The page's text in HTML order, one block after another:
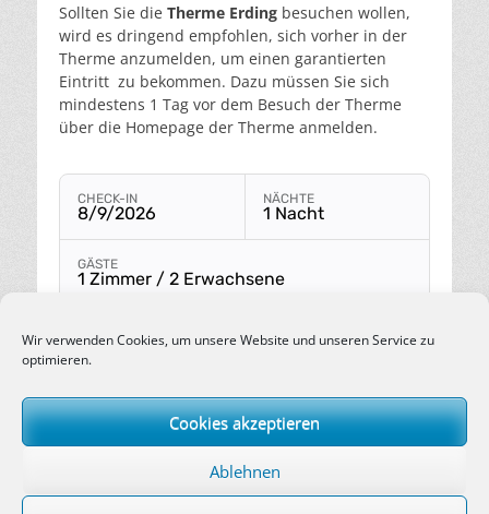
Wir verwenden Cookies, um unsere Website und unseren Service zu
optimieren.
Cookies akzeptieren
Ablehnen
Sollten Sie die Therme Erding besuchen wollen,
wird es dringend empfohlen, sich vorher in der
Therme anzumelden, um einen garantierten
Eintritt zu bekommen. Dazu müssen Sie sich
mindestens 1 Tag vor dem Besuch der Therme
über die Homepage der Therme anmelden.
CHECK-IN
8/9/2026
NÄCHTE
1 Nacht
GÄSTE
1 Zimmer / 2 Erwachsene
Copyright © 2026Gasthof und Hotel Daimerwirt. Alle Rechte
vorbehalten. | Catch Responsive nach